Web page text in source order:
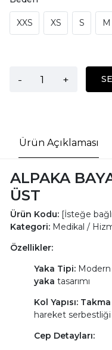
XXS XS S M
- +
Ürün Açıklaması
ALPAKA
ÜST
Ürün Kodu:[İsteğe
Kategori:Medikal /
Özellikler:
Yaka Tipi:Modern
yaka tasarımı
Kol Yapısı:
hareket serbestliği
Cep Detayları: